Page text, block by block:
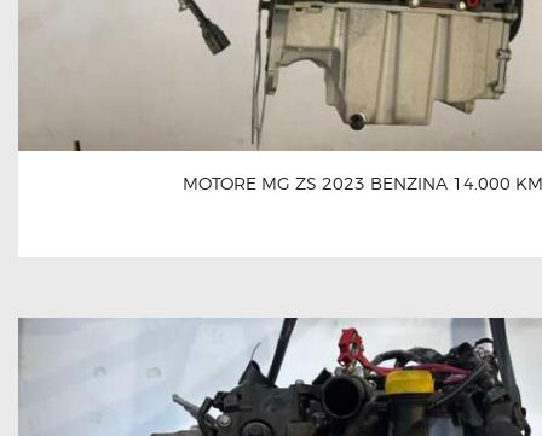
MOTORE MG ZS 2023 BENZINA 14.000 KM